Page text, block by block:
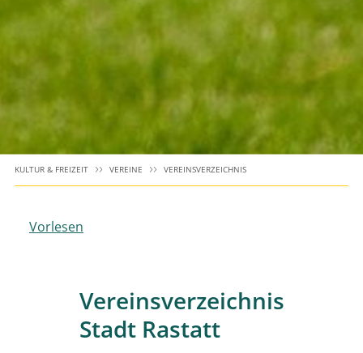
KULTUR & FREIZEIT VEREINE VEREINSVERZEICHNIS
Vorlesen
Vereinsverzeichnis
Stadt Rastatt